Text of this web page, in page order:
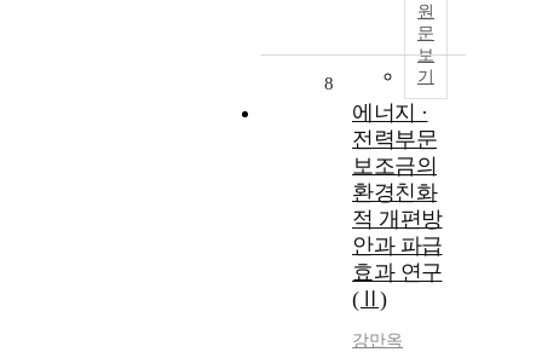
원
문
보
기
8
에너지 ·
전력부문
보조금의
환경친화
적 개편방
안과 파급
효과 연구
(Ⅱ)
강만옥